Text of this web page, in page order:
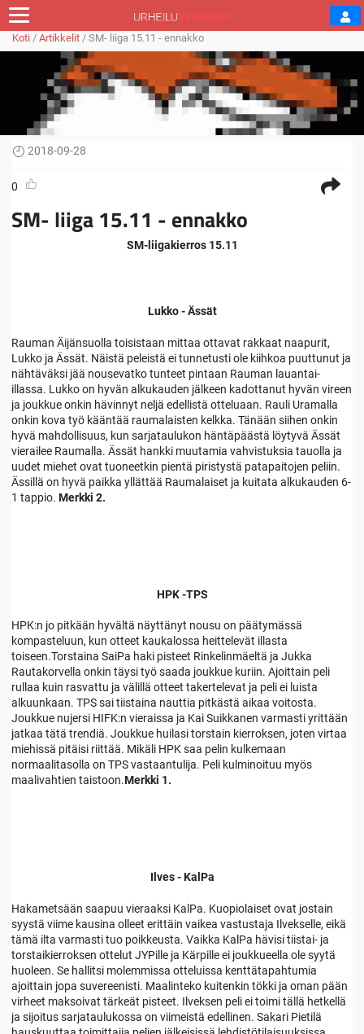
Koti / Artikkelit / SM- liiga 15.11 - ennakko
2018-09-28
0
SM- liiga 15.11 - ennakko
SM-liigakierros 15.11
Lukko - Ässät
Rauman Äijänsuolla toisistaan mittaa ottavat rakkaat naapurit,
Lukko ja Ässät. Näistä peleistä ei tunnetusti ole kiihkoa puuttunut ja
nähtäväksi jää nousevatko tunteet pintaan Rauman lauantai-
illassa. Lukko on hyvän alkukauden jälkeen kadottanut hyvän vireen
ja joukkue onkin hävinnyt neljä edellistä otteluaan. Rauli Uramalla
onkin kova työ kääntää raumalaisten kelkka. Tänään siihen onkin
hyvä mahdollisuus, kun sarjataulukon häntäpäästä löytyvä Ässät
vierailee Raumalla. Ässät hankki muutamia vahvistuksia tauolla ja
uudet miehet ovat tuoneetkin pientä piristystä patapaitojen peliin.
Ässillä on hyvä paikka yllättää Raumalaiset ja kuitata alkukauden 6-
1 tappio. Merkki 2.
HPK -TPS
HPK:n jo pitkään hyvältä näyttänyt nousu on päätymässä
kompasteluun, kun otteet kaukalossa heittelevät illasta
toiseen.Torstaina SaiPa haki pisteet Rinkelinmäeltä ja Jukka
Rautakorvella onkin täysi työ saada joukkue kuriin. Ajoittain peli
rullaa kuin rasvattu ja välillä otteet takertelevat ja peli ei luista
alkuunkaan. TPS sai tiistaina nauttia pitkästä aikaa voitosta.
Joukkue nujersi HIFK:n vieraissa ja Kai Suikkanen varmasti yrittään
jatkaa tätä trendiä. Joukkue huilasi torstain kierroksen, joten virtaa
miehissä pitäisi riittää. Mikäli HPK saa pelin kulkemaan
normaalitasolla on TPS vastaantulija. Peli kulminoituu myös
maalivahtien taistoon.Merkki 1.
Ilves - KalPa
Hakametsään saapuu vieraaksi KalPa. Kuopiolaiset ovat jostain
syystä viime kausina olleet erittäin vaikea vastustaja Ilvekselle, eikä
tämä ilta varmasti tuo poikkeusta. Vaikka KalPa hävisi tiistai- ja
torstaikierroksen ottelut JYPille ja Kärpille ei joukkueella ole syytä
huoleen. Se hallitsi molemmissa otteluissa kenttätapahtumia
ajoittain jopa suvereenisti. Maalinteko kuitenkin tökki ja oman pään
virheet maksoivat tärkeät pisteet. Ilveksen peli ei toimi tällä hetkellä
ja sijoitus sarjataulukossa on viimeistä edellinen. Sakari Pietilä